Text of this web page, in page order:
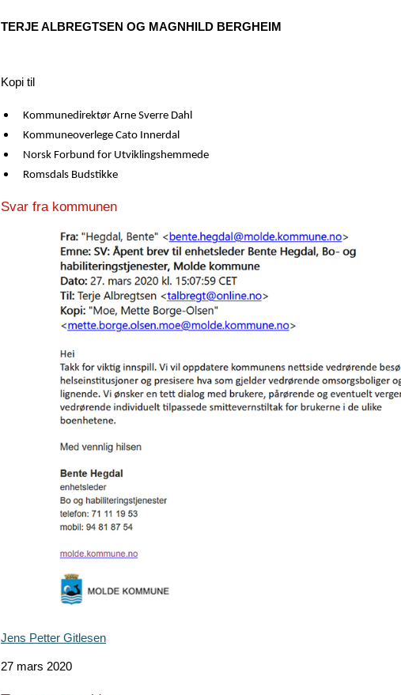
TERJE ALBREGTSEN OG MAGNHILD BERGHEIM
Kopi til
Kommunedirektør Arne Sverre Dahl
Kommuneoverlege Cato Innerdal
Norsk Forbund for Utviklingshemmede
Romsdals Budstikke
Svar fra kommunen
Jens Petter Gitlesen
27 mars 2020